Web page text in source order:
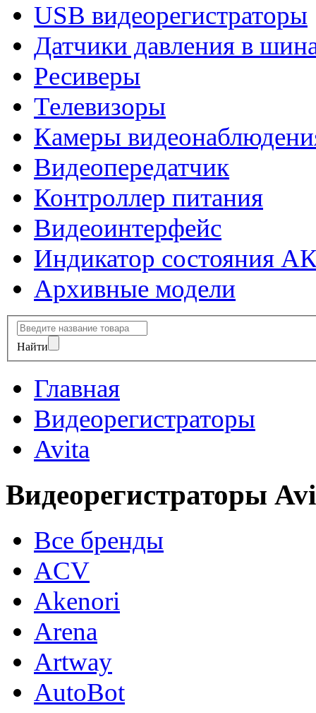
USB видеорегистраторы
Датчики давления в
Ресиверы
Телевизоры
Камеры
Видеопередатчик
Контроллер питания
Видеоинтерфейс
Индикатор состояния
Архивные модели
Найти
Главная
Видеорегистраторы
Avita
Видеорегистраторы
Все бренды
ACV
Akenori
Arena
Artway
AutoBot